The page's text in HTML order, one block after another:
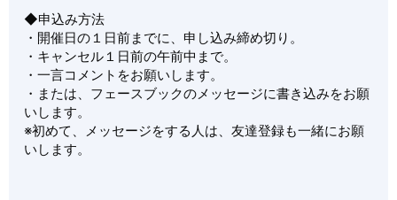
◆申込み方法
・開催日の１日前までに、申し込み締め切り。
・キャンセル１日前の午前中まで。
・一言コメントをお願いします。
・または、フェースブックのメッセージに書き込みをお願
いします。
※初めて、メッセージをする人は、友達登録も一緒にお願
いします。